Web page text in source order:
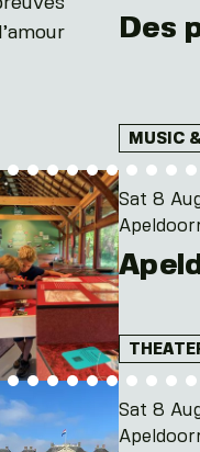
Des
MUSIC
Sat 8
Sat 8